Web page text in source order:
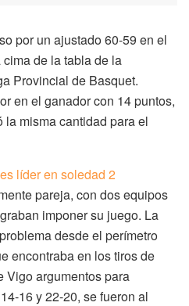
por un ajustado 60-59 en el
de la tabla de la
Provincial de Basquet.
en el ganador con 14 puntos,
la misma cantidad para el
pareja, con dos equipos
imponer su juego. La
desde el perímetro
encontraba en los tiros de
Vigo argumentos para
16 y 22-20, se fueron al